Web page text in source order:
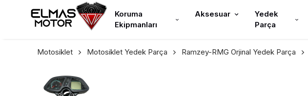
Koruma
Ekipmanları
Aksesuar
Yedek
Parça
Motosiklet Motosiklet Yedek Parça Ramzey-RMG Orjinal Yedek Parça